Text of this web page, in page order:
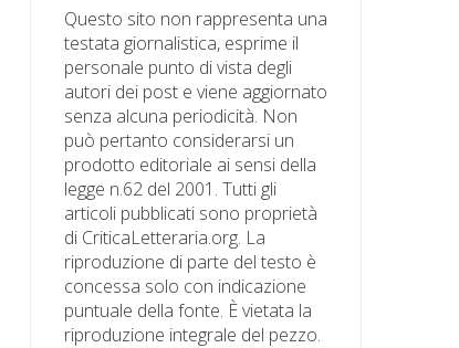
Questo sito non rappresenta una
testata giornalistica, esprime il
personale punto di vista degli
autori dei post e viene aggiornato
senza alcuna periodicità. Non
può pertanto considerarsi un
prodotto editoriale ai sensi della
legge n.62 del 2001. Tutti gli
articoli pubblicati sono proprietà
di CriticaLetteraria.org. La
riproduzione di parte del testo è
concessa solo con indicazione
puntuale della fonte. È vietata la
riproduzione integrale del pezzo.